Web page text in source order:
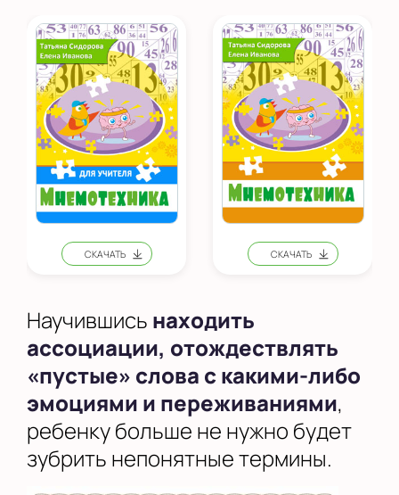
Научившись находить
ассоциации, отождествлять
«пустые» слова с какими-либо
эмоциями и переживаниями,
ребенку больше не нужно будет
зубрить непонятные термины.